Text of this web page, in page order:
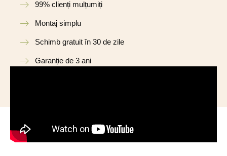
99% clienți mulțumiți
Montaj simplu
Schimb gratuit în 30 de zile
Garanție de 3 ani